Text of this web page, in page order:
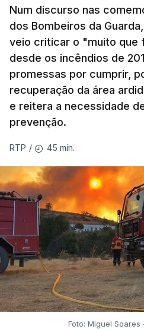
Num discurso nas
dos Bombeiros da
veio criticar o "muito que
desde os incêndios de
promessas por cumprir,
recuperação da área
e reitera a necessidade
prevenção.
RTP / 45 min.
Foto: Miguel Soares